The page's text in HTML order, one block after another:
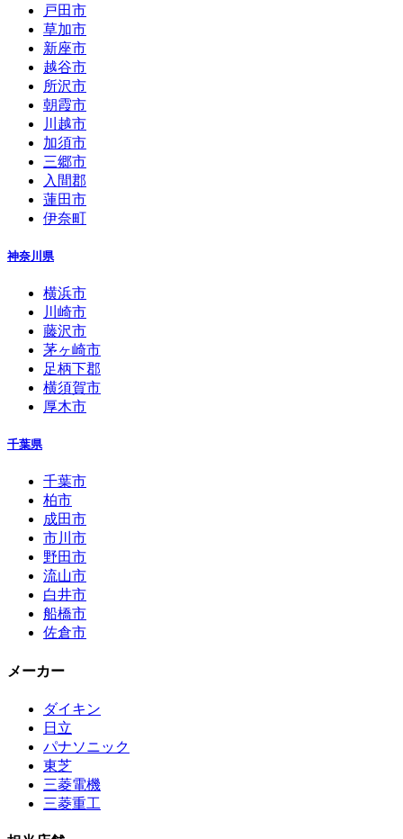
戸田市
草加市
新座市
越谷市
所沢市
朝霞市
川越市
加須市
三郷市
入間郡
蓮田市
伊奈町
神奈川県
横浜市
川崎市
藤沢市
茅ヶ崎市
足柄下郡
横須賀市
厚木市
千葉県
千葉市
柏市
成田市
市川市
野田市
流山市
白井市
船橋市
佐倉市
メーカー
ダイキン
日立
パナソニック
東芝
三菱電機
三菱重工